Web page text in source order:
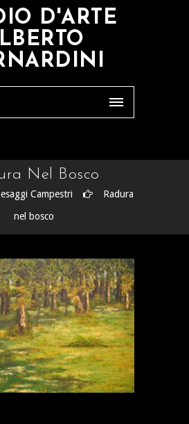
D'ARTE
Nel Bosco
Campestri
Radura
nel bosco